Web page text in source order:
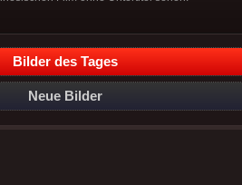
Bilder des Tages
Neue Bilder